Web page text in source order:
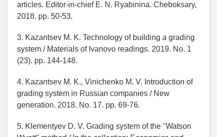
articles. Editor-in-chief E. N. Ryabinina. Cheboksary,
2018. pp. 50-53.
3. Kazantsev M. K. Technology of building a grading
system / Materials of Ivanovo readings. 2019. No. 1
(23). pp. 144-148.
4. Kazantsev M. K., Vinichenko M. V. Introduction of
grading system in Russian companies / New
generation. 2018. No. 17. pp. 69-76.
5. Klementyev D. V. Grading system of the "Watson